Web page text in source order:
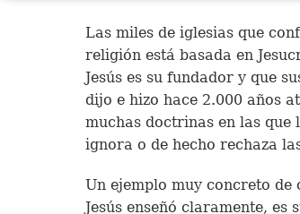
Las miles de iglesias que
religión está basada en
Jesús es su fundador y que
dijo e hizo hace 2.000 años
muchas doctrinas en las
ignora o de hecho rechaza
Un ejemplo muy concreto
Jesús enseñó claramente, es